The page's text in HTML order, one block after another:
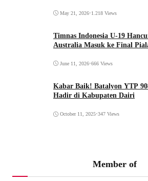
May 21, 2026•1.218 Views
Timnas Indonesia U-19
Australia Masuk ke Final
June 11, 2026•666 Views
Kabar Baik! Batalyon YTP
Hadir di Kabupaten Dairi
October 11, 2025•347 Views
Member of